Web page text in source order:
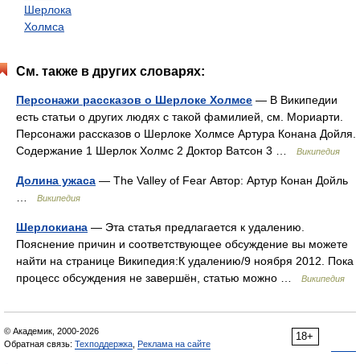
Шерлока
Холмса
См. также в других словарях:
Персонажи рассказов о Шерлоке Холмсе — В Википедии
есть статьи о других людях с такой фамилией, см. Мориарти.
Персонажи рассказов о Шерлоке Холмсе Артура Конана Дойля.
Содержание 1 Шерлок Холмс 2 Доктор Ватсон 3 …
Википедия
Долина ужаса — The Valley of Fear Автор: Артур Конан Дойль
Википедия
Шерлокиана — Эта статья предлагается к удалению.
Пояснение причин и соответствующее обсуждение вы можете
найти на странице Википедия:К удалению/9 ноября 2012. Пока
процесс обсуждения не завершён, статью можно …
Википедия
18+
© Академик, 2000-2026
Обратная связь: Техподдержка Реклама на сайте